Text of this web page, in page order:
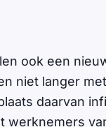
ook een
niet langer
daarvan
werknemers